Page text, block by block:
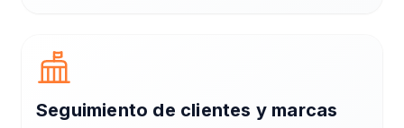
Seguimiento de clientes y marcas